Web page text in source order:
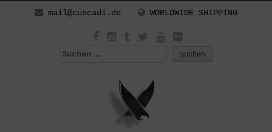
mail@cuscadi.de WORLDWIDE SHIPPING
Suchen